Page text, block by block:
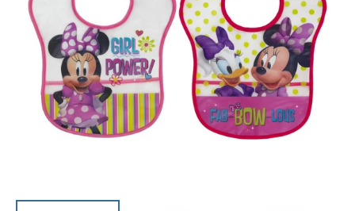
Medien
Galerieansicht
öffnen